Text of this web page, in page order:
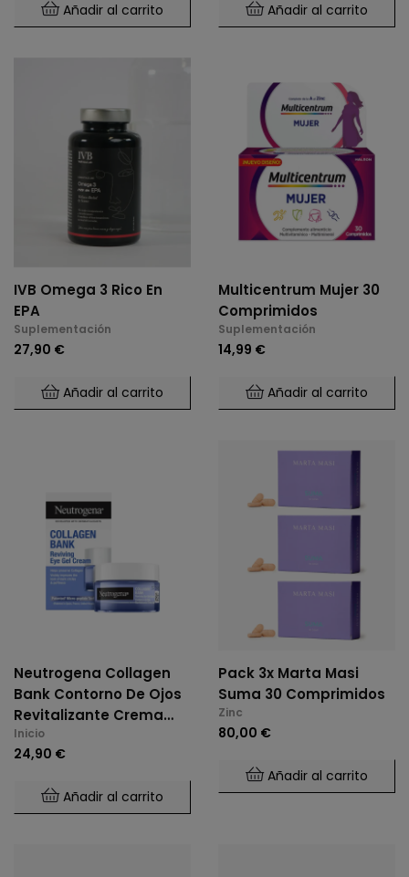
Añadir al carrito Añadir al carrito
IVB Omega 3 Rico En
EPA
Suplementación
27,90 €
Añadir al carrito
Multicentrum Mujer 30
Comprimidos
Suplementación
14,99 €
Añadir al carrito
Neutrogena Collagen
Bank Contorno De Ojos
Revitalizante Crema
Gel
Inicio
24,90 €
Añadir al carrito
Pack 3x Marta Masi
Suma 30 Comprimidos
Zinc
80,00 €
Añadir al carrito